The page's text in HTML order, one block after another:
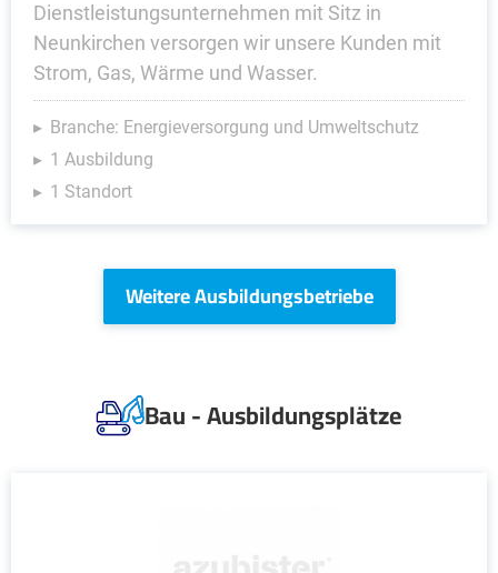
Dienstleistungsunternehmen mit Sitz in
Neunkirchen versorgen wir unsere Kunden mit
Strom, Gas, Wärme und Wasser.
Branche: Energieversorgung und Umweltschutz
1 Ausbildung
1 Standort
Weitere Ausbildungsbetriebe
Bau - Ausbildungsplätze